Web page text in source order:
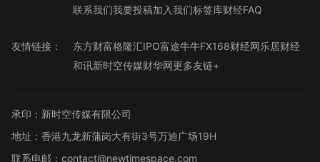
联系我们我要投稿加入我们标签库财经FAQ
友情链接： 东方财富格隆汇IPO富途牛牛FX168财经网乐居财经
和讯新时空传媒财华网更多友链+
承印：新时空传媒有限公司
地址：香港九龙新蒲岗大有街3号万迪广场19H
联系电邮：contact@newtimespace.com